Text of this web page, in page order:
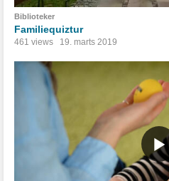
Biblioteker
Familiequiztur
461 views 19. marts 2019